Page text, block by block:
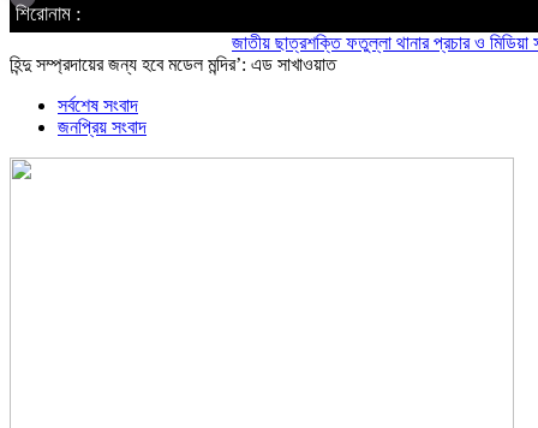
শিরোনাম :
জাতীয় ছাত্রশক্তি ফতুল্লা থানার প্রচার ও মিডিয়া সম্পাদক
হিন্দু সম্প্রদায়ের জন্য হবে মডেল মন্দির’: এড সাখাওয়াত
সর্বশেষ সংবাদ
জনপ্রিয় সংবাদ